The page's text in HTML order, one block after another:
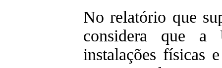
No relatório que
considera que
instalações físicas